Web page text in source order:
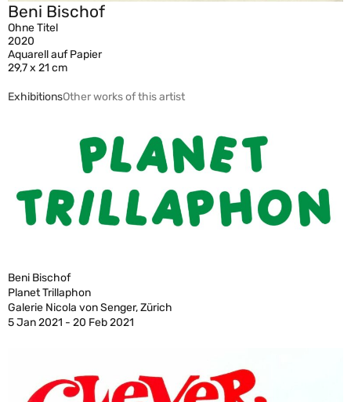
Beni Bischof
Ohne Titel
2020
Aquarell auf Papier
29,7 x 21 cm
ExhibitionsOther works of this artist
Beni Bischof
Planet Trillaphon
Galerie Nicola von Senger, Zürich
5 Jan 2021 - 20 Feb 2021